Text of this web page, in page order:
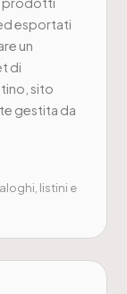
esportati
un
di
sito
gestita da
listini e